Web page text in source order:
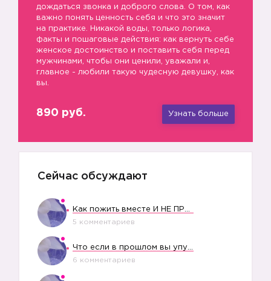
дождаться звонка и доброго слова. О том, как
важно понять ценность себя и что это значит
на практике. Никакой воды, только логика,
факты и пошаговые действия: как вернуть себе
женское достоинство и поставить себя перед
мужчинами, чтобы они ценили, уважали и,
главное - любили такую чудесную девушку, как
вы.
890 руб. Узнать больше
Сейчас обсуждают
5 комментариев
6 комментариев